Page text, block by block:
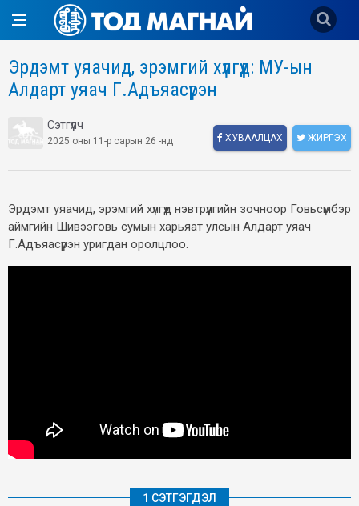
Эрдэмт уяачид, эрэмгий хүлгүүд: МУ-ын
Алдарт уяач Г.Адъяасүрэн
Сэтгүүлч
2025 оны 11-р сарын 26 -нд ХУВААЛЦАХ ЖИРГЭХ
Эрдэмт уяачид, эрэмгий хүлгүүд нэвтрүүлгийн зочноор Говьсүмбэр
аймгийн Шивээговь сумын харьяат улсын Алдарт уяач
Г.Адъяасүрэн уригдан оролцлоо.
1 СЭТГЭГДЭЛ